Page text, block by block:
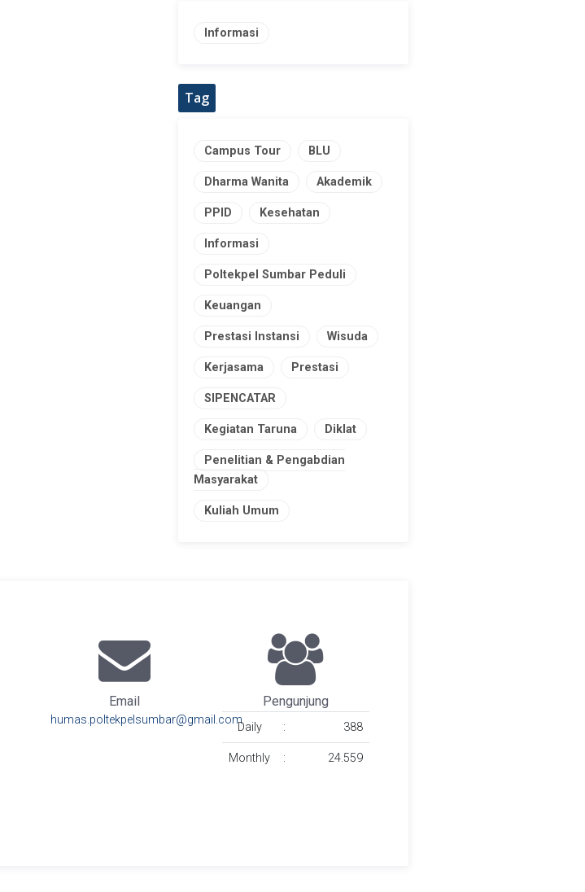
Informasi
Tag
Campus Tour BLU
Dharma Wanita Akademik
PPID Kesehatan
Informasi
Poltekpel Sumbar Peduli
Keuangan
Prestasi Instansi Wisuda
Kerjasama Prestasi
SIPENCATAR
Kegiatan Taruna Diklat
Penelitian & Pengabdian
Masyarakat
Kuliah Umum
Email
humas.poltekpelsumbar@gmail.com
Pengunjung
Daily : 388
Monthly : 24.559